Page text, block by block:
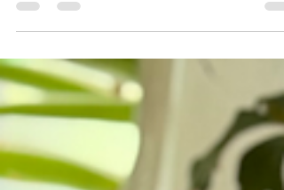
sabor, simpleza y ese olor que llena la casa desde que
toda la familia alrededor de la mesa. Esta receta llega
todos los secretos para lograr una carne tierna, jugosa y
con las verduras perfectamente integradas. El toque de
mostaza y el vino blanco hacen toda la diferencia 🍷, y el